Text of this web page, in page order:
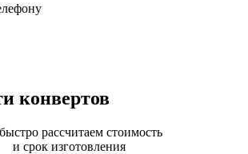
конвертов
рассчитаем стоимость
и срок изготовления